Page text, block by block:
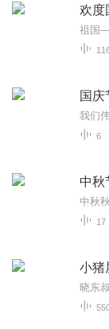
欢度
国庆
6
中秋
17